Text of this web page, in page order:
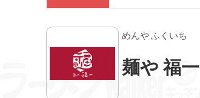
めんや ふくいち
麺や 福一